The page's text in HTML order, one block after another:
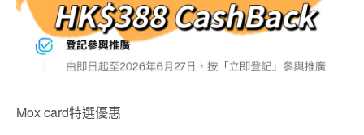
Mox card特選優惠